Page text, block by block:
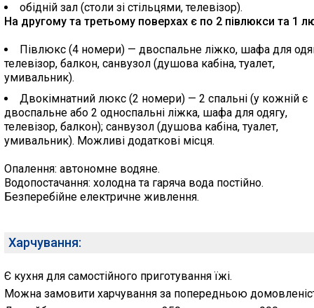
обідній зал (столи зі стільцями, телевізор).
На другому та третьому поверхах є по 2 півлюкси та 1
Півлюкс (4 номери) — двоспальне ліжко, шафа для
телевізор, балкон, санвузол (душова кабіна, туалет,
умивальник).
Двокімнатний люкс (2 номери) — 2 спальні (у кожній є
двоспальне або 2 односпальні ліжка, шафа для одягу,
телевізор, балкон); санвузол (душова кабіна, туалет,
умивальник). Можливі додаткові місця.
Опалення: автономне водяне.
Водопостачання: холодна та гаряча вода постійно.
Безперебійне електричне живлення.
Харчування:
Є кухня для самостійного приготування їжі.
Можна замовити харчування за попередньою